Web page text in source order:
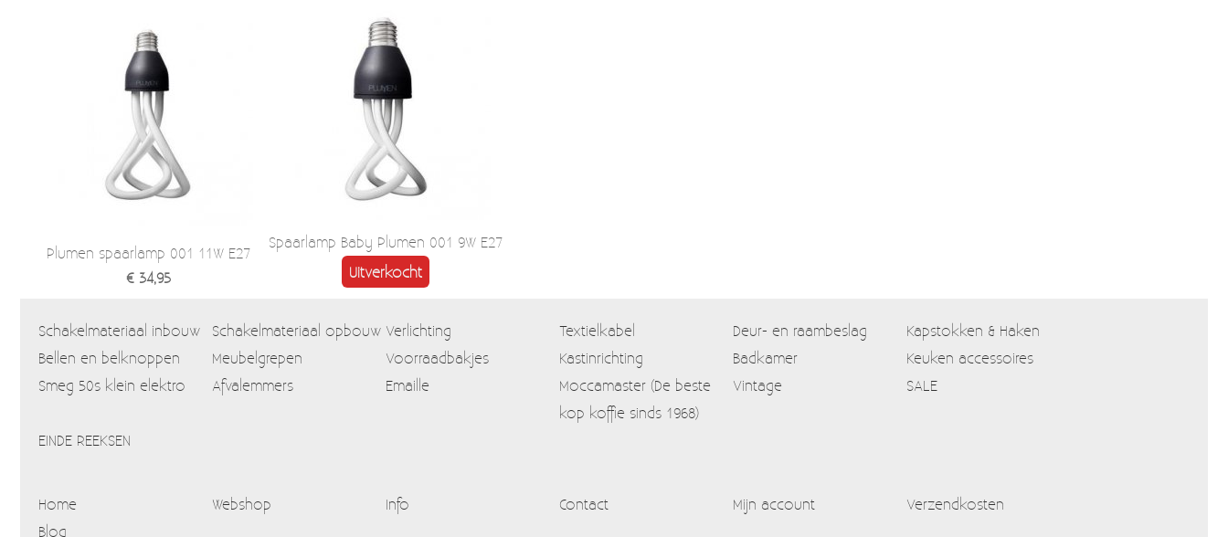
Plumen spaarlamp 001 11W E27
€ 34,95
Spaarlamp Baby Plumen 001 9W E27
Uitverkocht
Schakelmateriaal inbouw Schakelmateriaal opbouw Verlichting Textielkabel Deur- en raambeslag
Kapstokken & Haken
Bellen en belknoppen
Meubelgrepen Voorraadbakjes Kastinrichting Badkamer
Keuken accessoires
Smeg 50s klein elektro
Afvalemmers Emaille
Moccamaster (De beste
kop koffie sinds 1968)
Vintage SALE
EINDE REEKSEN
Home Webshop Info Contact Mijn account
Verzendkosten
Blog